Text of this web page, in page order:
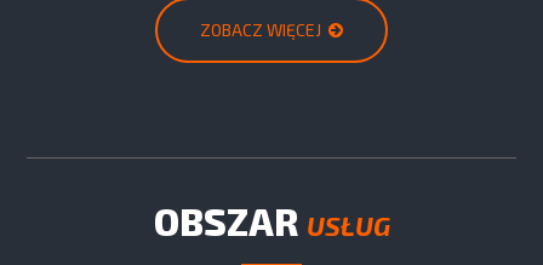
ZOBACZ WIĘCEJ
OBSZAR USŁUG